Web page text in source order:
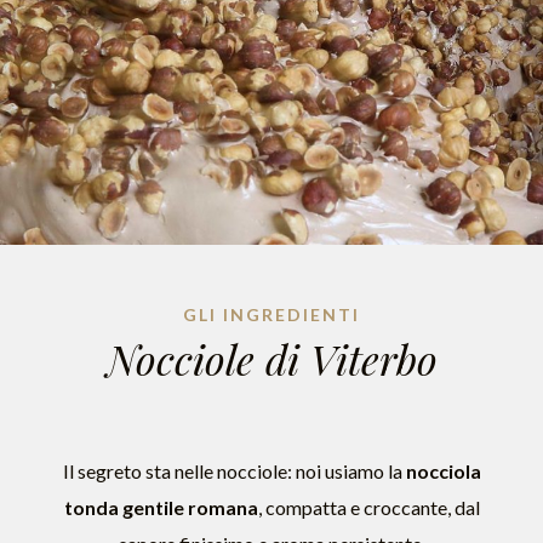
GLI INGREDIENTI
Nocciole di Viterbo
Il segreto sta nelle nocciole: noi usiamo la nocciola
tonda gentile romana , compatta e croccante, dal